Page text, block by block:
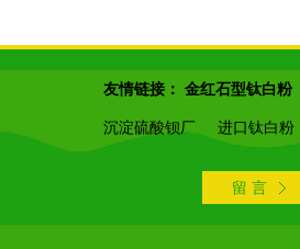
留 言
友情链接： 金红石型钛白粉
沉淀硫酸钡厂 进口钛白粉